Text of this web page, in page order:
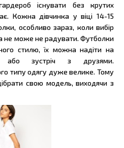
існувати без крутих
Кожна дівчинка у віці 14-15
особливо зараз, коли вибір
не може не радувати. Футболки
стилю, їх можна надіти на
або зустріч з друзями.
типу одягу дуже велике. Тому
свою модель, виходячи з